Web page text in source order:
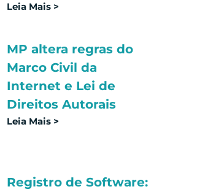
Leia Mais >
MP altera regras do
Marco Civil da
Internet e Lei de
Direitos Autorais
Leia Mais >
Registro de Software: